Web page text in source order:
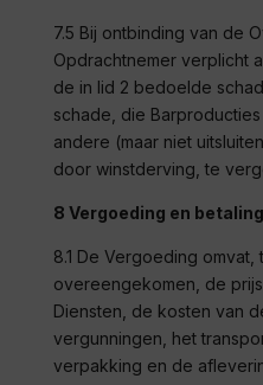
7.5 Bij ontbinding van de
Opdrachtnemer verplicht
de in lid 2 bedoelde
schade, die Barproducties
andere (maar niet
door winstderving, te
8 Vergoeding en betaling
8.1 De Vergoeding
overeengekomen, de
Diensten, de kosten van
vergunningen, het
verpakking en de